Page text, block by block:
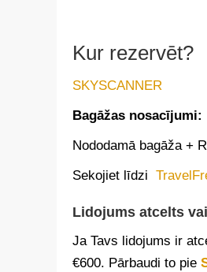
Kur rezervēt?
SKYSCANNER
Bagāžas nosacījumi:
Nododamā bagāža +
Sekojiet līdzi
Lidojums atcelts
Ja Tavs lidojums ir
€600. Pārbaudi to pie